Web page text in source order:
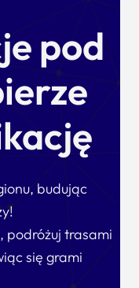
pod
budując
podróżuj trasami
się grami